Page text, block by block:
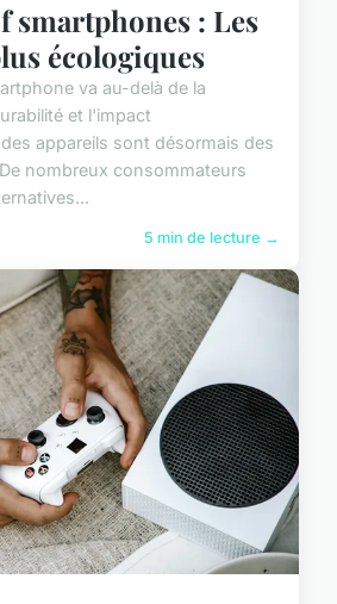
smartphones : Les
écologiques
va au-delà de la
et l'impact
appareils sont désormais des
nombreux consommateurs
5 min de lecture →